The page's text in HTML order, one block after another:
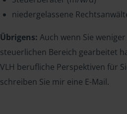
niedergelassene
Übrigens: Auch wenn Sie
steuerlichen Bereich gearbeitet
VLH berufliche Perspektiven für
schreiben Sie mir eine E-Mail.